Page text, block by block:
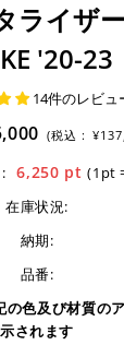
ライザ
'20-23
14件のレビュ
(税込 :
6,250 pt(1pt
在庫状況:
納期:
品番:
色及び材質の
示されます